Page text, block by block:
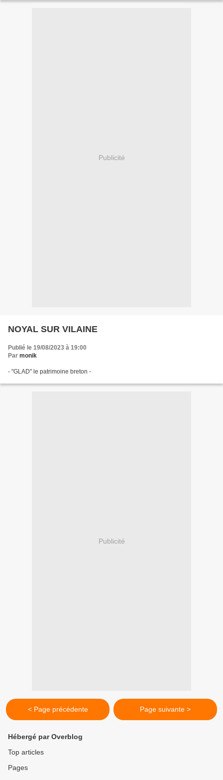
Publicité
NOYAL SUR VILAINE
Publié le 19/08/2023 à 19:00
Par monik
- "GLAD" le patrimoine breton -
Publicité
< Page précédente Page suivante >
Hébergé par Overblog
Top articles
Pages